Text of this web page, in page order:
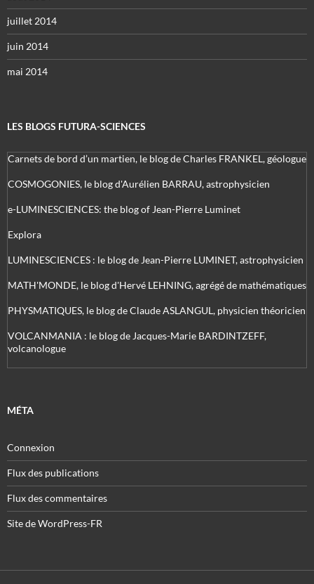
juillet 2014
juin 2014
mai 2014
LES BLOGS FUTURA-SCIENCES
Carnets de bord d’un martien, le blog de Charles FRANKEL, géologue
COSMOGONIES, le blog d'Aurélien BARRAU, astrophysicien
e-LUMINESCIENCES: the blog of Jean-Pierre Luminet
Explora
LUMINESCIENCES : le blog de Jean-Pierre LUMINET, astrophysicien
MATH'MONDE, le blog d'Hervé LEHNING, agrégé de mathématiques
PHYSMATIQUES, le blog de Claude ASLANGUL, physicien théoricien
VOLCANMANIA : le blog de Jacques-Marie BARDINTZEFF,
volcanologue
MÉTA
Connexion
Flux des publications
Flux des commentaires
Site de WordPress-FR